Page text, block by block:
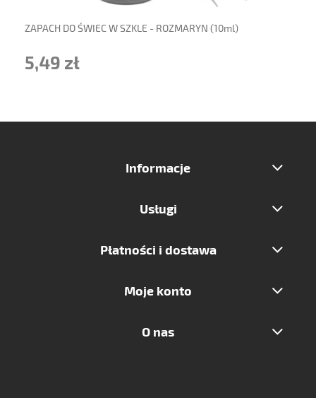
ZAPACH DO ŚWIEC W SZKLE - ROZMARYN (10ml)
5,49 zł
Informacje
Usługi
Płatności i dostawa
Moje konto
O nas